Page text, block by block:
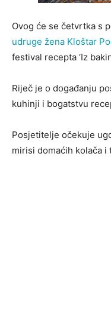
Ovog će se četvrtka s
udruge žena Kloštar
festival recepta ‘Iz
Riječ je o događanju
kuhinji i bogatstvu
Posjetitelje očekuje
mirisi domaćih kolača i